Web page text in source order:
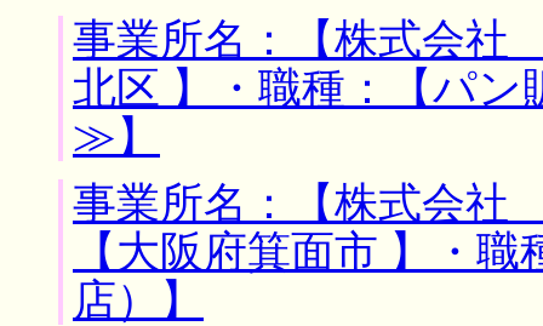
事業所名：【株式会
北区 】・職種：【パ
≫】
事業所名：【株式会
【大阪府箕面市 】・
店）】